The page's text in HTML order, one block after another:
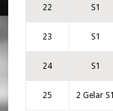
22 S1
23 S1
24 S1
25 2 Gelar S1